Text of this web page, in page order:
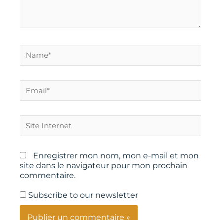
Internet
Enregistrer mon nom, mon e-mail et mon
site dans le navigateur pour mon prochain
commentaire.
Subscribe to our newsletter